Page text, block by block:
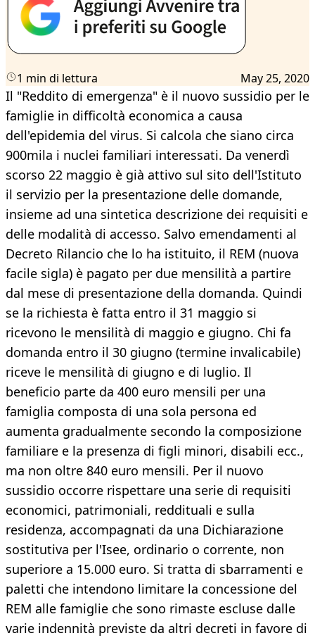
1 min di lettura May 25, 2020
Il "Reddito di emergenza" è il nuovo sussidio per le
famiglie in difficoltà economica a causa
dell'epidemia del virus. Si calcola che siano circa
900mila i nuclei familiari interessati. Da venerdì
scorso 22 maggio è già attivo sul sito dell'Istituto
il servizio per la presentazione delle domande,
insieme ad una sintetica descrizione dei requisiti e
delle modalità di accesso. Salvo emendamenti al
Decreto Rilancio che lo ha istituito, il REM (nuova
facile sigla) è pagato per due mensilità a partire
dal mese di presentazione della domanda. Quindi
se la richiesta è fatta entro il 31 maggio si
ricevono le mensilità di maggio e giugno. Chi fa
domanda entro il 30 giugno (termine invalicabile)
riceve le mensilità di giugno e di luglio. Il
beneficio parte da 400 euro mensili per una
famiglia composta di una sola persona ed
aumenta gradualmente secondo la composizione
familiare e la presenza di figli minori, disabili ecc.,
ma non oltre 840 euro mensili. Per il nuovo
sussidio occorre rispettare una serie di requisiti
economici, patrimoniali, reddituali e sulla
residenza, accompagnati da una Dichiarazione
sostitutiva per l'Isee, ordinario o corrente, non
superiore a 15.000 euro. Si tratta di sbarramenti e
paletti che intendono limitare la concessione del
REM alle famiglie che sono rimaste escluse dalle
varie indennità previste da altri decreti in favore di